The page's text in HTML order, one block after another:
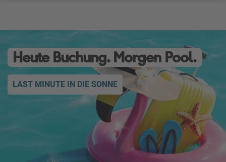
Heute Buchung. Morgen Pool.
LAST MINUTE IN DIE SONNE